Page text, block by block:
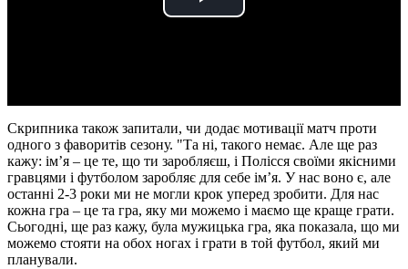
Play
Скрипника також запитали, чи додає мотивації матч проти
одного з фаворитів сезону. "Та ні, такого немає. Але ще раз
кажу: ім’я – це те, що ти заробляєш, і Полісся своїми якісними
гравцями і футболом заробляє для себе ім’я. У нас воно є, але
останні 2-3 роки ми не могли крок уперед зробити. Для нас
кожна гра – це та гра, яку ми можемо і маємо ще краще грати.
Сьогодні, ще раз кажу, була мужицька гра, яка показала, що ми
можемо стояти на обох ногах і грати в той футбол, який ми
планували.